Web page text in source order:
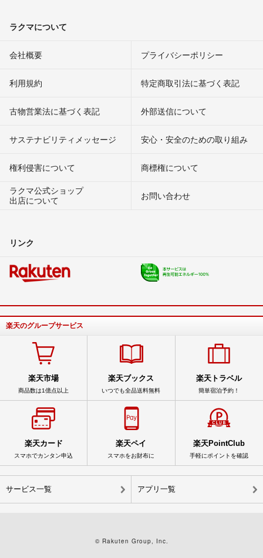
ラクマについて
会社概要 プライバシーポリシー
利用規約 特定商取引法に基づく表記
古物営業法に基づく表記 外部送信について
サステナビリティメッセージ 安心・安全のための取り組み
権利侵害について
商標権について
ラクマ公式ショップ
出店について
お問い合わせ
リンク
楽天のグループサービス
楽天市場
商品数は1億点以上
楽天ブックス
いつでも全品送料無料
楽天トラベル
簡単宿泊予約！
楽天カード
スマホでカンタン申込
楽天ペイ
スマホをお財布に
楽天PointClub
手軽にポイントを確認
サービス一覧 アプリ一覧
© Rakuten Group, Inc.